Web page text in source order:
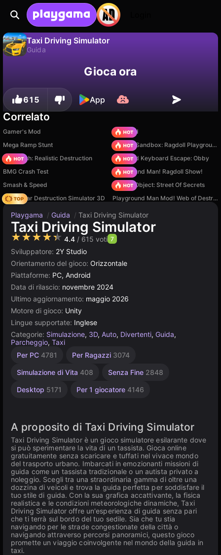
Taxi Driving Simulator
Guida
Salva i progressi!Gioca ora
615 App
Correlato
Gamer's Mod
TB World
Mega Ramp Stunt
Sprunki Sandbox: Ragdoll Playground Mode
Car Crush: Realistic Destruction
+1 Speed Keyboard Escape: Obby
BMG Crash Test
Playground Man! Ragdoll Show!
Smash & Speed
Hidden Object: Street Of Secrets
Online Car Destruction Simulator 3D
Playground Man Mod! Web of Destruction!
Playgama / Guida / Taxi Driving Simulator
Taxi Driving Simulator
★★★★★ 4.4 / 615 voti 7
Sviluppatore: 2Y Studio
Orientamento del gioco: Orizzontale
Piattaforme: PC, Android
Data di rilascio: novembre 2024
Ultimo aggiornamento: maggio 2026
Motore di gioco: Unity
Lingue supportate: Inglese
Categorie: Simulazione, 3D, Auto, Divertenti, Guida,
Parcheggio, Taxi
Per PC 4781 Per Ragazzi 3074
Simulazione di Vita 408 Senza Fine 2848
Desktop 5171 Per 1 giocatore 4146
Indie
Traffico
Alta
3569
Browser
Unity
3174
A proposito di Taxi Driving Simulator
Taxi Driving Simulator è un gioco simulatore esilarante dove
si può sperimentare la vita di un tassista. Gioca online
gratuitamente senza scaricare e tuffati nel vivace mondo
del trasporto urbano. Imbarcati in emozionanti missioni di
guida come un tassista tradizionale o un autista privato a
noleggio. Scegli tra una straordinaria gamma di oltre una
dozzina di veicoli e trova la guida perfetta per soddisfare il
tuo stile di guida. Con la sua grafica accattivante, la fisica
realistica e le condizioni meteorologiche dinamiche, Taxi
Driving Simulator offre un'esperienza di guida senza pari
che ti terrà sul bordo del tuo sedile. Sia che tu stia
navigando per le strade congestionate della città o
navigando attraverso percorsi panoramici, questo gioco
promette un viaggio coinvolgente nel mondo della guida in
taxi.